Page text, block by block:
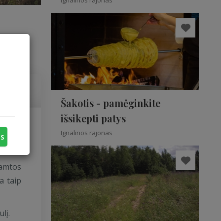
taip
Šakotis - pamėginkite
išsikepti patys
Ignalinos rajonas